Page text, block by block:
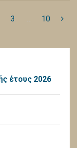
3 … 10
έτους 2026